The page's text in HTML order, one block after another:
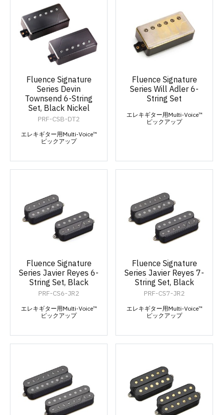
Fluence Signature
Series Devin
Townsend 6-String
Set, Black Nickel
PRF-CSB-DT2
エレキギター用Multi-Voice™
ピックアップ
Fluence Signature
Series Will Adler 6-
String Set
エレキギター用Multi-Voice™
ピックアップ
Fluence Signature
Series Javier Reyes 6-
String Set, Black
PRF-CS6-JR2
エレキギター用Multi-Voice™
ピックアップ
Fluence Signature
Series Javier Reyes 7-
String Set, Black
PRF-CS7-JR2
エレキギター用Multi-Voice™
ピックアップ